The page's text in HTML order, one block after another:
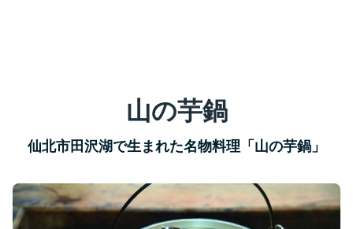
山の芋鍋
仙北市田沢湖で生まれた名物料理「山の芋鍋」